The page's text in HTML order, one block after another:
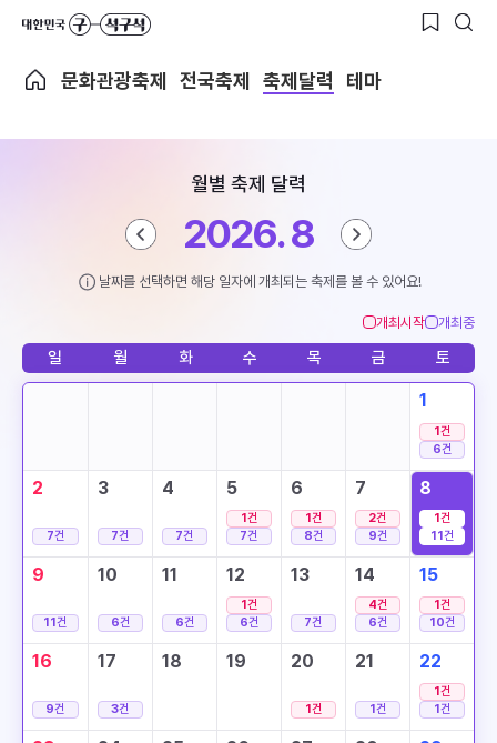
문화관광축제 전국축제 축제달력 테마
월별 축제 달력
2026. 8
날짜를 선택하면 해당 일자에 개최되는 축제를 볼 수 있어요!
개최시작 개최중
일 월 화 수 목 금 토
1
1건
6건
2
7건
3
7건
4
7건
5
1건
7건
6
1건
8건
7
2건
9건
8
1건
11건
9
11건
10
6건
11
6건
12
1건
6건
13
7건
14
4건
6건
15
1건
10건
16
9건
17
3건
18 19 20
1건
21
1건
22
1건
1건